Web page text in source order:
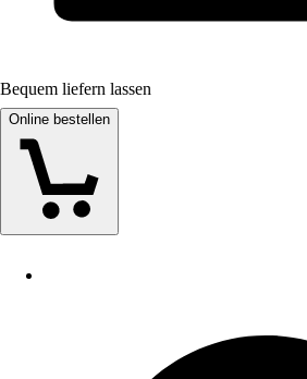
Bequem liefern lassen
Online bestellen